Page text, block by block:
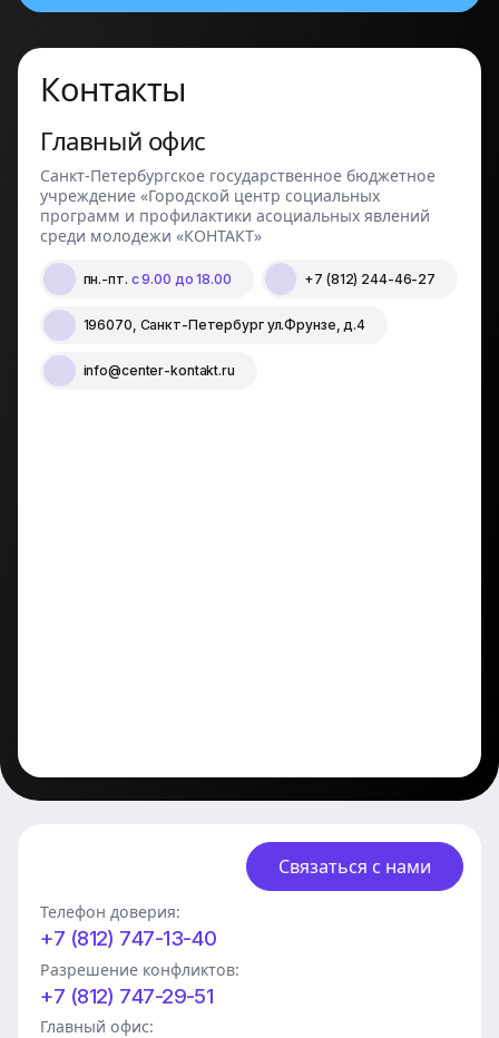
Контакты
Главный офис
Санкт-Петербургское государственное бюджетное
учреждение «Городской центр социальных
программ и профилактики асоциальных явлений
среди молодежи «КОНТАКТ»
пн.-пт. с 9.00 до 18.00 +7 (812) 244-46-27
196070, Санкт-Петербург ул.Фрунзе, д.4
info@center-kontakt.ru
Связаться с нами
Телефон доверия:
+7 (812) 747-13-40
Разрешение конфликтов:
+7 (812) 747-29-51
Главный офис: